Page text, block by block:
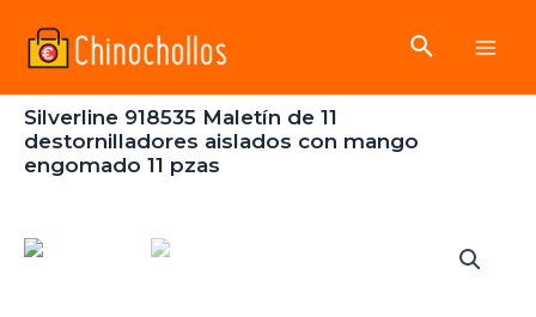
Buscar
Silverline 918535 Maletín de 11
destornilladores aislados con mango
engomado 11 pzas